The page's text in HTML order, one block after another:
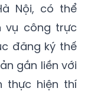
Nội, có thể
vụ công trực
đăng ký thế
gắn liền với
thực hiện thí